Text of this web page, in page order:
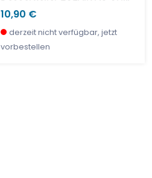
10,90 €
derzeit nicht verfügbar, jetzt
vorbestellen